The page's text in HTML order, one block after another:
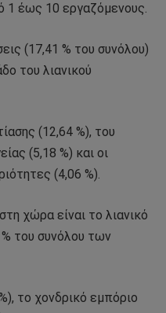
1 έως 10 εργαζόμενους.
(17,41 % του συνόλου)
του λιανικού
(12,64 %), του
(5,18 %) και οι
(4,06 %).
χώρα είναι το λιανικό
του συνόλου των
το χονδρικό εμπόριο